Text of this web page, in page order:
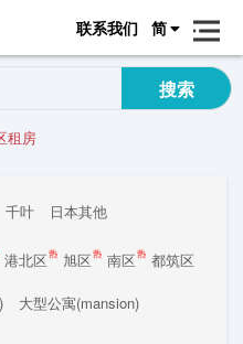
联系我们 简
搜索
租房
千叶 日本其他
港北区热 旭区热 南区热 都筑区
青叶区
大型公寓(mansion)